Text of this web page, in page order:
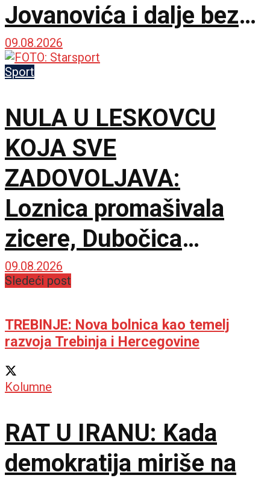
Jovanovića i dalje bez
pobede!
09.08.2026
Sport
NULA U LESKOVCU
KOJA SVE
ZADOVOLJAVA:
Loznica promašivala
zicere, Dubočica
sačuvala nepobedivost
09.08.2026
Sledeći post
TREBINJE: Nova bolnica kao temelj
razvoja Trebinja i Hercegovine
Kolumne
RAT U IRANU: Kada
demokratija miriše na